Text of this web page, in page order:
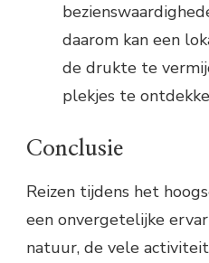
daarom kan een
de drukte te
plekjes te
Conclusie
Reizen tijdens het
een onvergetelijke
natuur, de vele